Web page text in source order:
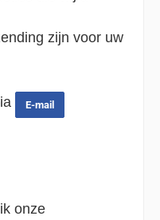
zijn voor uw
E-mail
onze